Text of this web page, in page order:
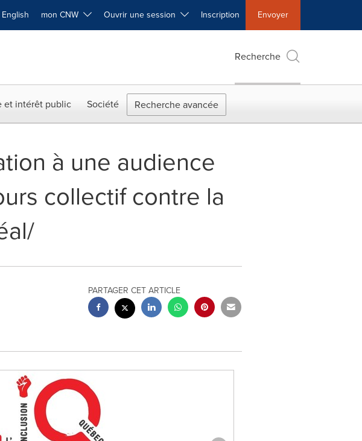
English mon CNW Ouvrir une session Inscription Envoyer
Recherche
et intérêt public Société Recherche avancée
à une audience
collectif contre la
PARTAGER CET ARTICLE